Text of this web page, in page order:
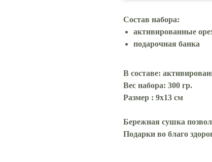
Состав набора:
активированные
подарочная банка
В составе:
Вес набора: 300 гр.
Размер : 9х13 см
Бережная сушка
Подарки во благо